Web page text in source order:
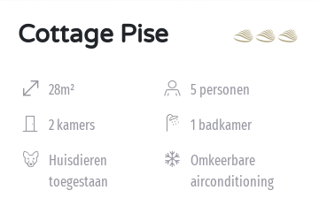
Cottage Pise
28m² 5 personen
2 kamers 1 badkamer
Huisdieren
toegestaan
Omkeerbare
airconditioning